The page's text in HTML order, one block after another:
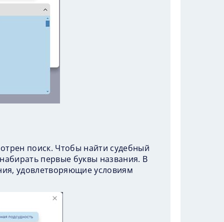
поиск. Чтобы найти судебный
первые буквы названия. В
удовлетворяющие условиям